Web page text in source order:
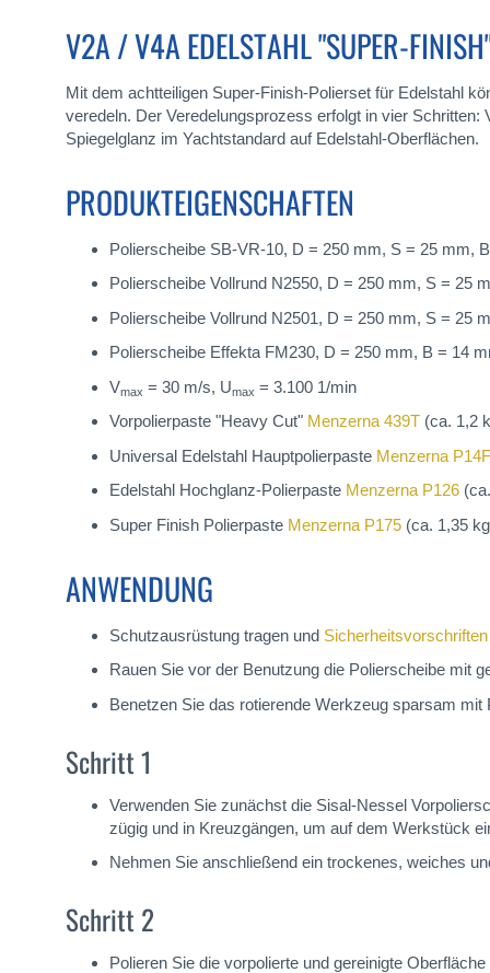
V2A / V4A EDELSTAHL "SUPER-
Mit dem achtteiligen Super-Finish-Polierset für Edelstahl
veredeln. Der Veredelungsprozess erfolgt in vier
Spiegelglanz im Yachtstandard auf Edelstahl-Oberflächen.
PRODUKTEIGENSCHAFTEN
Polierscheibe SB-VR-10, D = 250 mm, S = 25 mm,
Polierscheibe Vollrund N2550, D = 250 mm, S = 25
Polierscheibe Vollrund N2501, D = 250 mm, S = 25
Polierscheibe Effekta FM230, D = 250 mm, B = 14
Vmax = 30 m/s, Umax = 3.100 1/min
Vorpolierpaste "Heavy Cut" Menzerna 439T (ca. 1,2
Universal Edelstahl Hauptpolierpaste Menzerna P14F
Edelstahl Hochglanz-Polierpaste Menzerna P126
Super Finish Polierpaste Menzerna P175 (ca. 1,35
ANWENDUNG
Schutzausrüstung tragen und Sicherheitsvorschriften
Rauen Sie vor der Benutzung die Polierscheibe mit
Benetzen Sie das rotierende Werkzeug sparsam mit
Schritt 1
Verwenden Sie zunächst die Sisal-Nessel
zügig und in Kreuzgängen, um auf dem Werkstück
Nehmen Sie anschließend ein trockenes, weiches
Schritt 2
Polieren Sie die vorpolierte und gereinigte